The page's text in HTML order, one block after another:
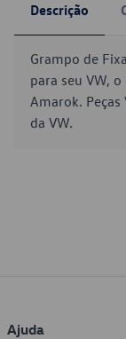
Descrição
Grampo de
para seu VW,
Amarok.
da VW.
Ajuda